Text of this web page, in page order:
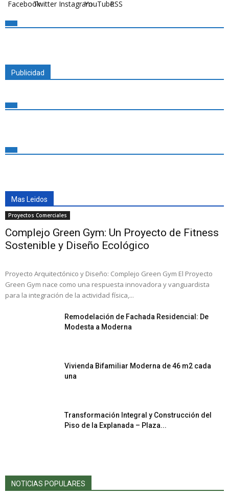
Publicidad
Mas Leidos
Proyectos Comerciales
Complejo Green Gym: Un Proyecto de Fitness
Sostenible y Diseño Ecológico
Proyecto Arquitectónico y Diseño: Complejo Green Gym El Proyecto
Green Gym nace como una respuesta innovadora y vanguardista
para la integración de la actividad física,...
Remodelación de Fachada Residencial: De
Modesta a Moderna
Vivienda Bifamiliar Moderna de 46 m2 cada
una
Transformación Integral y Construcción del
Piso de la Explanada – Plaza...
NOTICIAS POPULARES